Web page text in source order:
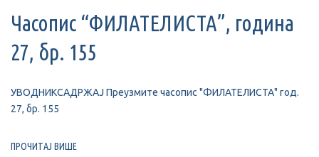
Часопис “ФИЛАТЕЛИСТА”, година
27, бр. 155
УВОДНИКСАДРЖАЈ Преузмите часопис "ФИЛАТЕЛИСТА" год.
27, бр. 155
ПРОЧИТАЈ ВИШЕ